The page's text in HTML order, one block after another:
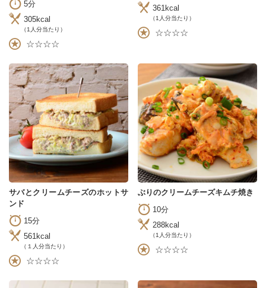
5分
305kcal
（1人分当たり）
☆☆☆☆
361kcal
（1人分当たり）
☆☆☆☆
サバとクリームチーズのホットサ
ンド
15分
561kcal
（１人分当たり）
☆☆☆☆
ぶりのクリームチーズキムチ焼き
10分
288kcal
（1人分当たり）
☆☆☆☆